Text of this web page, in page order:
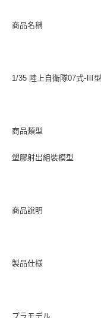
商品名稱
1/35 陸上自衛隊07式-Ⅲ
商品類型
塑膠射出組裝模型
商品說明
製品仕様
プラモデル